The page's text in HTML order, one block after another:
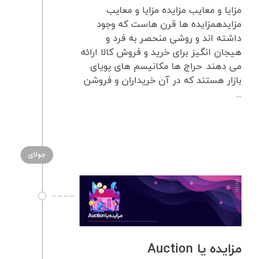
مزایا و معایب مزایده مزایا و معایب
مزایدهمزایده ها قرن هاست که وجود
داشته اند و روشی منحصر به فرد و
هیجان انگیز برای خرید و فروش کالا ارائه
می دهند. حراج ها مکانیسم های پویای
بازار هستند که در آن خریداران و فروشن
...
جولای
مزایده یا Auction